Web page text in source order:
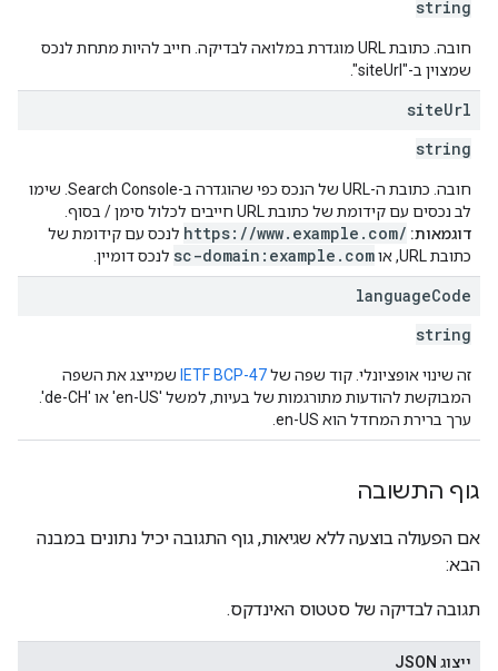
string
חובה. כתובת URL מוגדרת במלואה לבדיקה. חייב להיות מתחת לנכס
שמצוין ב-"siteUrl".
siteUrl
string
חובה. כתובת ה-URL של הנכס כפי שהוגדרה ב-Search Console. שימו
לב נכסים עם קידומת של כתובת URL חייבים לכלול סימן / בסוף.
דוגמאות: https://www.example.com/ לנכס עם קידומת של
כתובת URL, או
sc-domain:example.com לנכס דומיין.
languageCode
string
זה שינוי אופציונלי. קוד שפה שלIETF BCP-47 שמייצג את השפה
המבוקשת להודעות מתורגמות של בעיות, למשל 'en-US' או 'de-CH'.
ערך ברירת המחדל הוא en-US.
גוף התשובה
אם הפעולה בוצעה ללא שגיאות, גוף התגובה יכיל נתונים במבנה
הבא:
תגובה לבדיקה של סטטוס האינדקס.
ייצוג JSON